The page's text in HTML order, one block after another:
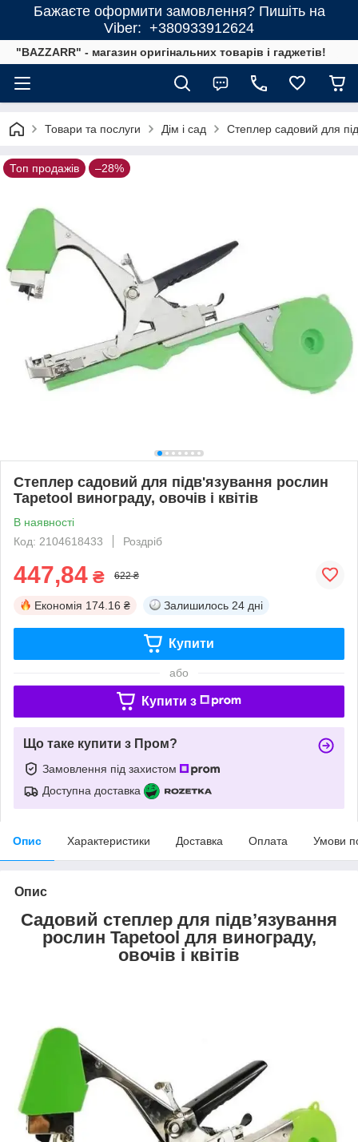
Бажаєте оформити замовлення? Пишіть на
Viber: +380933912624
"BAZZARR" - магазин оригінальних товарів і гаджетів!
Товари та послуги Дім і сад Степлер садовий для
Топ продажів –28%
Степлер садовий для підв'язування рослин
Tapetool винограду, овочів і квітів
В наявності
Код: 2104618433
Роздріб
447,84 ₴ 622 ₴
Економія 174.16 ₴ Залишилось 24 дні
Купити
або
Купити з
Що таке купити з Пром?
Замовлення під захистом
Доступна доставка
Опис Характеристики Доставка Оплата Умови
Опис
Садовий степлер для підв’язування
рослин Tapetool для винограду,
овочів і квітів